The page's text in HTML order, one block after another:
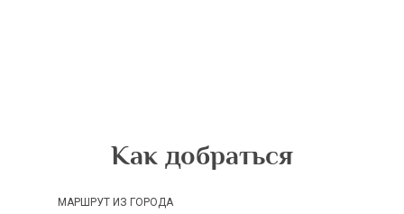
Как добраться
МАРШРУТ ИЗ ГОРОДА